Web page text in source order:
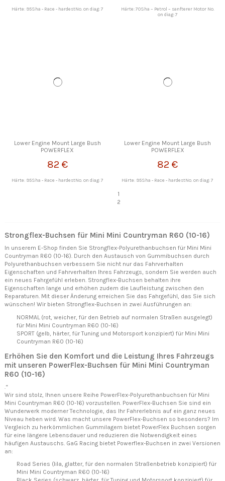
Härte: 95Sha - Race - hardestNo. on diag: 7
Härte: 70Sha – Petrol – sanfterer Motor No.
on diag: 7
Lower Engine Mount Large Bush
POWERFLEX
82 €
Härte: 95Sha - Race - hardestNo. on diag: 7
Lower Engine Mount Large Bush
POWERFLEX
82 €
Härte: 95Sha - Race - hardestNo. on diag: 7
1
2
Strongflex-Buchsen für Mini Mini Countryman R60 (10-16)
In unserem E-Shop finden Sie Strongflex-Polyurethanbuchsen für Mini Mini
Countryman R60 (10-16). Durch den Austausch von Gummibuchsen durch
Polyurethanbuchsen verbessern Sie nicht nur das Fahrverhalten
Eigenschaften und Fahrverhalten Ihres Fahrzeugs, sondern Sie werden auch
ein neues Fahrgefühl erleben. Strongflex-Buchsen behalten ihre
Eigenschaften lange und erhöhen zudem die Laufleistung zwischen den
Reparaturen. Mit dieser Änderung erreichen Sie das Fahrgefühl, das Sie sich
wünschen! Wir bieten Strongflex-Buchsen in zwei Ausführungen an:
NORMAL (rot, weicher, für den Betrieb auf normalen Straßen ausgelegt)
für Mini Mini Countryman R60 (10-16)
SPORT (gelb, härter, für Tuning und Motorsport konzipiert) für Mini Mini
Countryman R60 (10-16)
Erhöhen Sie den Komfort und die Leistung Ihres Fahrzeugs
mit unseren PowerFlex-Buchsen für Mini Mini Countryman
R60 (10-16)
.“
Wir sind stolz, Ihnen unsere Reihe PowerFlex-Polyurethanbuchsen für Mini
Mini Countryman R60 (10-16) vorzustellen. PowerFlex-Buchsen Sie sind ein
Wunderwerk moderner Technologie, das Ihr Fahrerlebnis auf ein ganz neues
Niveau heben wird. Was macht unsere PowerFlex-Buchsen so besonders? Im
Vergleich zu herkömmlichen Gummilagern bietet PowerFlex Buchsen sorgen
für eine längere Lebensdauer und reduzieren die Notwendigkeit eines
häufigen Austauschs. GaG Racing bietet Powerflex-Buchsen in zwei Versionen
an:
Road Series (lila, glatter, für den normalen Straßenbetrieb konzipiert) für
Mini Mini Countryman R60 (10-16)